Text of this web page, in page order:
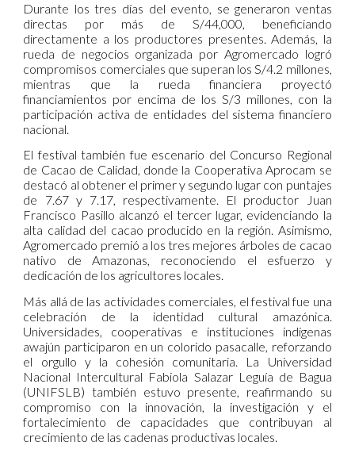
Durante los tres días del evento, se generaron ventas
directas por más de S/44,000, beneficiando
directamente a los productores presentes. Además, la
rueda de negocios organizada por Agromercado logró
compromisos comerciales que superan los S/4.2 millones,
mientras que la rueda financiera proyectó
financiamientos por encima de los S/3 millones, con la
participación activa de entidades del sistema financiero
nacional.
El festival también fue escenario del Concurso Regional
de Cacao de Calidad, donde la Cooperativa Aprocam se
destacó al obtener el primer y segundo lugar con puntajes
de 7.67 y 7.17, respectivamente. El productor Juan
Francisco Pasillo alcanzó el tercer lugar, evidenciando la
alta calidad del cacao producido en la región. Asimismo,
Agromercado premió a los tres mejores árboles de cacao
nativo de Amazonas, reconociendo el esfuerzo y
dedicación de los agricultores locales.
Más allá de las actividades comerciales, el festival fue una
celebración de la identidad cultural amazónica.
Universidades, cooperativas e instituciones indígenas
awajún participaron en un colorido pasacalle, reforzando
el orgullo y la cohesión comunitaria. La Universidad
Nacional Intercultural Fabiola Salazar Leguía de Bagua
(UNIFSLB) también estuvo presente, reafirmando su
compromiso con la innovación, la investigación y el
fortalecimiento de capacidades que contribuyan al
crecimiento de las cadenas productivas locales.